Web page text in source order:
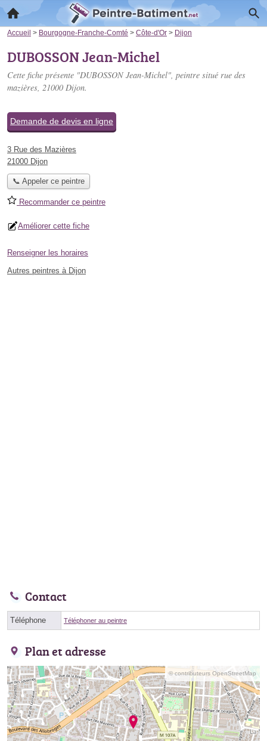
Accueil > Bourgogne-Franche-Comté > Côte-d'Or > Dijon
DUBOSSON Jean-Michel
Cette fiche présente "DUBOSSON Jean-Michel", peintre situé rue des
mazières, 21000 Dijon.
Demande de devis en ligne
3 Rue des Mazières
21000 Dijon
📞 Appeler ce peintre
Recommander ce peintre
Améliorer cette fiche
Renseigner les horaires
Autres peintres à Dijon
Contact
Téléphone Téléphoner au peintre
Plan et adresse
© contributeurs OpenStreetMap